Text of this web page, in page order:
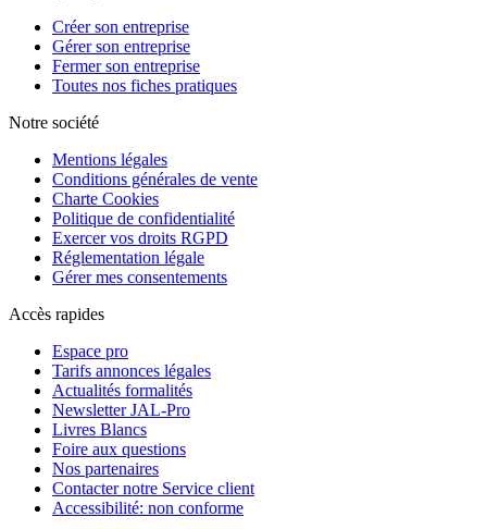
Créer son entreprise
Gérer son entreprise
Fermer son entreprise
Toutes nos fiches pratiques
Notre société
Mentions légales
Conditions générales de vente
Charte Cookies
Politique de confidentialité
Exercer vos droits RGPD
Réglementation légale
Gérer mes consentements
Accès rapides
Espace pro
Tarifs annonces légales
Actualités formalités
Newsletter JAL-Pro
Livres Blancs
Foire aux questions
Nos partenaires
Contacter notre Service client
Accessibilité: non conforme